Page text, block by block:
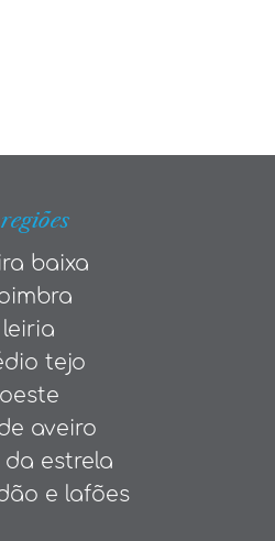
baixa
leiria
tejo
oeste
aveiro
da estrela
e lafões